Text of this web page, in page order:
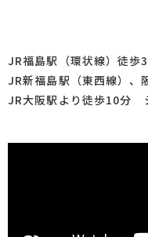
JR福島駅（環状線）徒歩
JR新福島駅（東西線）、
JR大阪駅より徒歩10分